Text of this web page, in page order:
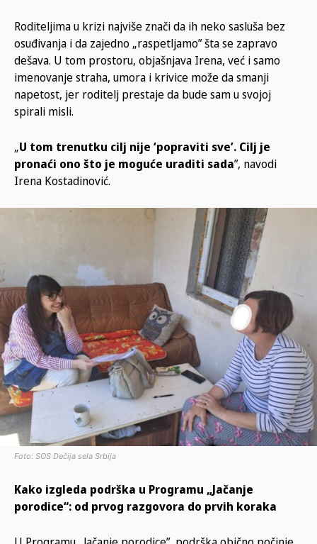
Roditeljima u krizi najviše znači da ih neko sasluša bez
osuđivanja i da zajedno „raspetljamo” šta se zapravo
dešava. U tom prostoru, objašnjava Irena, već i samo
imenovanje straha, umora i krivice može da smanji
napetost, jer roditelj prestaje da bude sam u svojoj
spirali misli.
„U tom trenutku cilj nije ‘popraviti sve’. Cilj je
pronaći ono što je moguće uraditi sada”, navodi
Irena Kostadinović.
Foto: SOS Dečija sela Srbija
Kako izgleda podrška u Programu „Jačanje
porodice“: od prvog razgovora do prvih koraka